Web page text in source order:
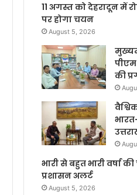
11 अगस्त को देहरादून में
पर होगा चयन
August 5, 2026
की
भारी से बहुत भारी वर्षा
प्रशासन अलर्ट
August 5, 2026